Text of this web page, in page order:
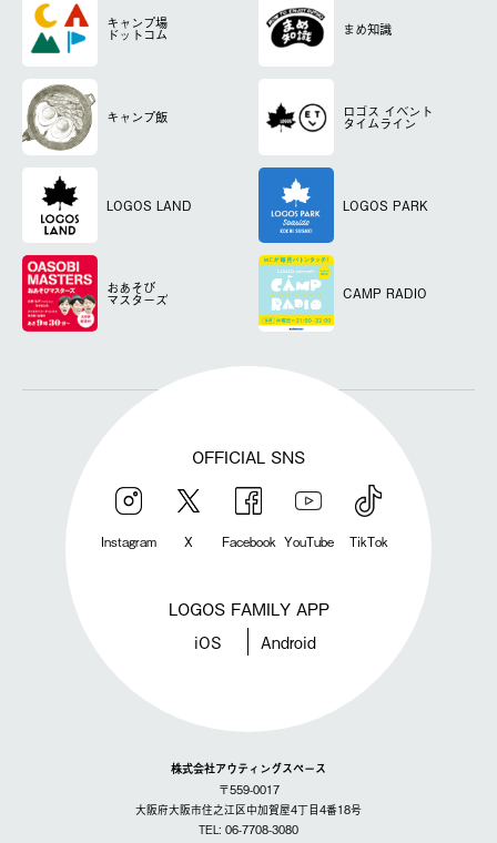
キャンプ場
ドットコム まめ知識
キャンプ飯 ロゴス イベント
タイムライン
LOGOS LAND LOGOS PARK
おあそび
マスターズ CAMP RADIO
OFFICIAL SNS
Instagram X Facebook YouTube TikTok
LOGOS FAMILY APP
iOS Android
株式会社アウティングスペース
〒559-0017
大阪府大阪市住之江区中加賀屋4丁目4番18号
TEL: 06-7708-3080